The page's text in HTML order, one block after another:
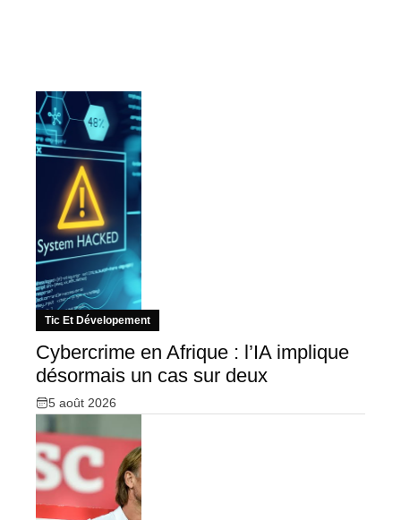
Tic Et Dévelopement
Cybercrime en Afrique : l’IA implique
désormais un cas sur deux
5 août 2026